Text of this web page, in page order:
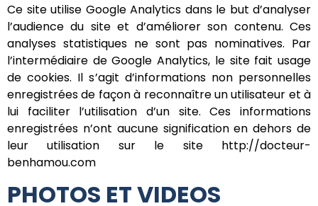
Ce site utilise Google Analytics dans le but d’analyser
l’audience du site et d’améliorer son contenu. Ces
analyses statistiques ne sont pas nominatives. Par
l’intermédiaire de Google Analytics, le site fait usage
de cookies. Il s’agit d’informations non personnelles
enregistrées de façon à reconnaître un utilisateur et à
lui faciliter l’utilisation d’un site. Ces informations
enregistrées n’ont aucune signification en dehors de
leur utilisation sur le site http://docteur-
benhamou.com
PHOTOS ET VIDEOS